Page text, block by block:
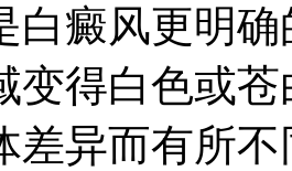
癜风更明确
变得白色或
差异而有所